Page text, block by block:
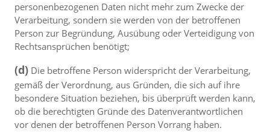
personenbezogenen Daten nicht mehr zum Zwecke der
Verarbeitung, sondern sie werden von der betroffenen
Person zur Begründung, Ausübung oder Verteidigung von
Rechtsansprüchen benötigt;
(d) Die betroffene Person widerspricht der Verarbeitung,
gemäß der Verordnung, aus Gründen, die sich auf ihre
besondere Situation beziehen, bis überprüft werden kann,
ob die berechtigten Gründe des Datenverantwortlichen
vor denen der betroffenen Person Vorrang haben.